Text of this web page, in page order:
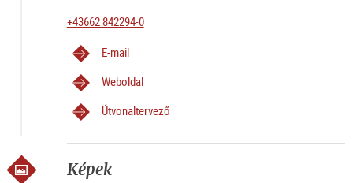
+43662 842294-0
E-mail
Weboldal
Útvonaltervező
Képek